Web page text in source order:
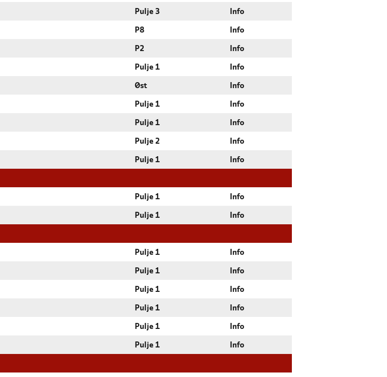
Pulje 3 Info
P8 Info
P2 Info
Pulje 1 Info
Øst Info
Pulje 1 Info
Pulje 1 Info
Pulje 2 Info
Pulje 1 Info
Pulje 1 Info
Pulje 1 Info
Pulje 1 Info
Pulje 1 Info
Pulje 1 Info
Pulje 1 Info
Pulje 1 Info
Pulje 1 Info